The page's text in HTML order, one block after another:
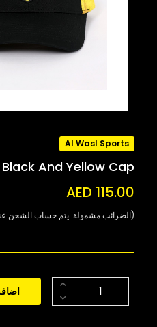
Al Wasl Sports
Black And Yellow Cap
AED 115.00
(الضرائب مشمولة. يتم حساب الشحن